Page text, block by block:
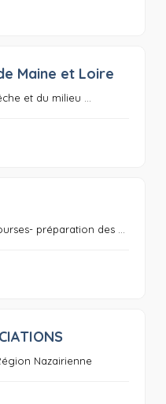
0
Maine et Loire
et du milieu ...
préparation des ...
Nazairienne